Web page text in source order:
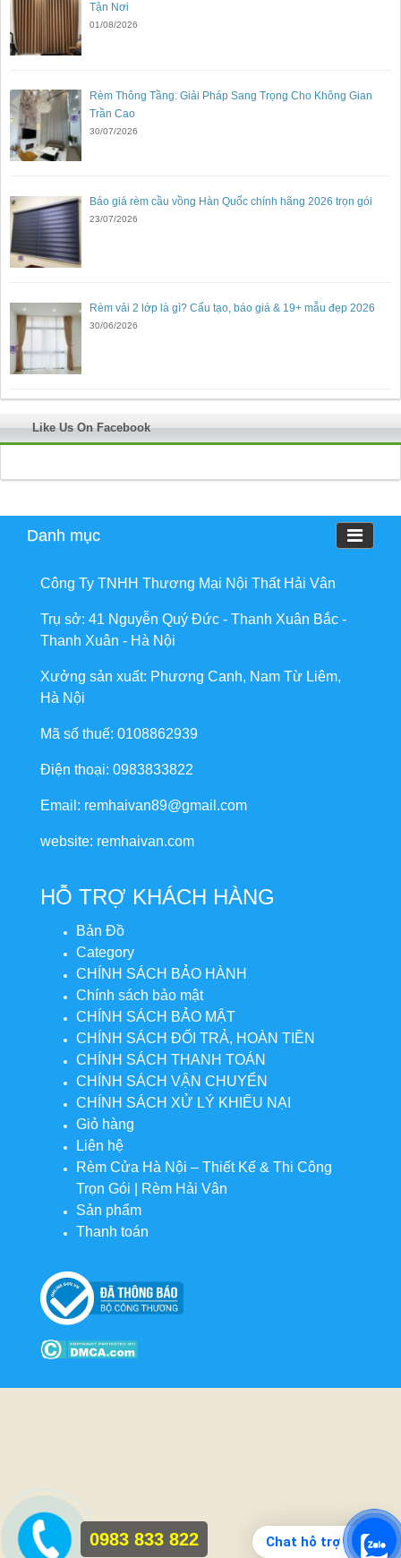
Tận Nơi
01/08/2026
Rèm Thông Tầng: Giải Pháp Sang Trọng Cho Không Gian
Trần Cao
30/07/2026
Báo giá rèm cầu vồng Hàn Quốc chính hãng 2026 trọn gói
23/07/2026
Rèm vải 2 lớp là gì? Cấu tạo, báo giá & 19+ mẫu đẹp 2026
30/06/2026
Like Us On Facebook
Danh mục
Công Ty TNHH Thương Mại Nội Thất Hải Vân
Trụ sở: 41 Nguyễn Quý Đức - Thanh Xuân Bắc -
Thanh Xuân - Hà Nội
Xưởng sản xuất: Phương Canh, Nam Từ Liêm,
Hà Nội
Mã số thuế: 0108862939
Điện thoại: 0983833822
Email: remhaivan89@gmail.com
website: remhaivan.com
HỖ TRỢ KHÁCH HÀNG
Bản Đồ
Category
CHÍNH SÁCH BẢO HÀNH
Chính sách bảo mật
CHÍNH SÁCH BẢO MẬT
CHÍNH SÁCH ĐỔI TRẢ, HOÀN TIỀN
CHÍNH SÁCH THANH TOÁN
CHÍNH SÁCH VẬN CHUYỂN
CHÍNH SÁCH XỬ LÝ KHIẾU NẠI
Giỏ hàng
Liên hệ
Rèm Cửa Hà Nội – Thiết Kế & Thi Công
Trọn Gói | Rèm Hải Vân
Sản phẩm
Thanh toán
0983 833 822 Chat hỗ trợ